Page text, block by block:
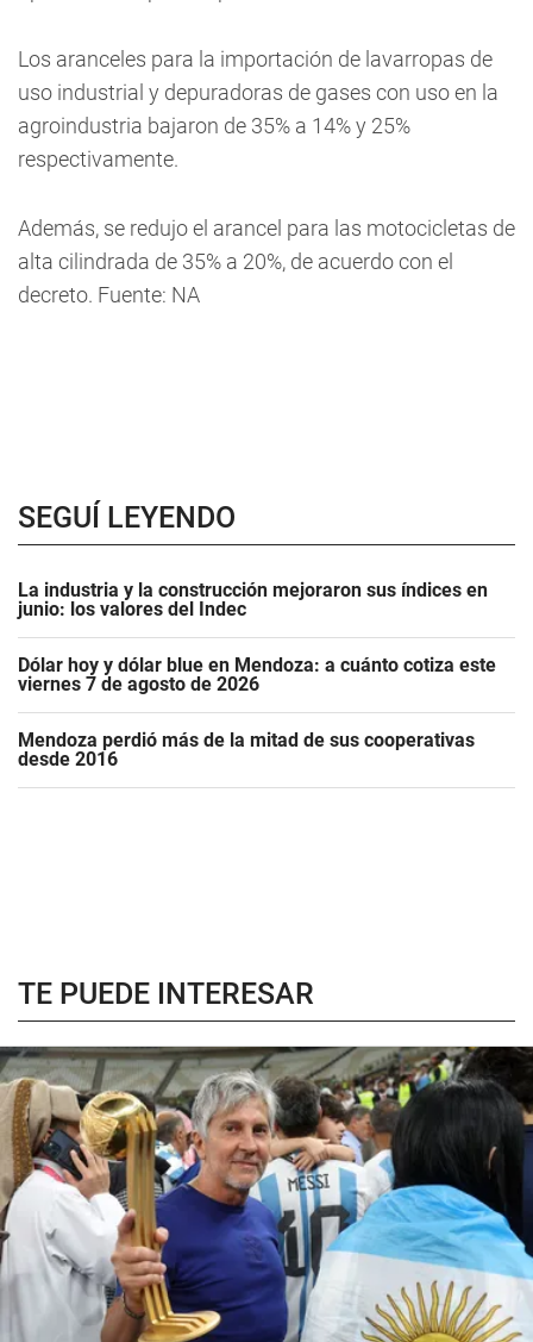
Los aranceles para la importación de lavarropas de
uso industrial y depuradoras de gases con uso en la
agroindustria bajaron de 35% a 14% y 25%
respectivamente.
Además, se redujo el arancel para las motocicletas de
alta cilindrada de 35% a 20%, de acuerdo con el
decreto. Fuente: NA
SEGUÍ LEYENDO
La industria y la construcción mejoraron sus índices en
junio: los valores del Indec
Dólar hoy y dólar blue en Mendoza: a cuánto cotiza este
viernes 7 de agosto de 2026
Mendoza perdió más de la mitad de sus cooperativas
desde 2016
TE PUEDE INTERESAR